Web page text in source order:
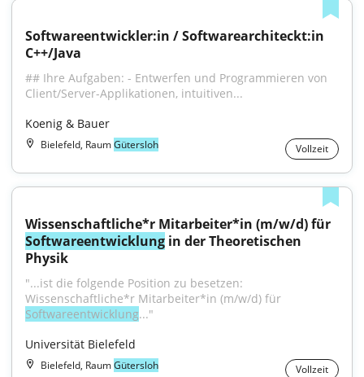
Softwareentwickler:in / Softwarearchiteckt:in
C++/Java
## Ihre Aufgaben: - Entwerfen und Programmieren von
Client/Server-Applikationen, intuitiven...
Koenig & Bauer
Bielefeld, RaumGütersloh Vollzeit
Softwareentwicklung in der Theoretischen
Physik
"...ist die folgende Position zu besetzen:
Softwareentwicklung..."
Universität Bielefeld
Bielefeld, RaumGütersloh Vollzeit